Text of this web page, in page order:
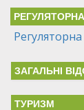
ЗАГАЛЬНІ
ТУРИЗМ